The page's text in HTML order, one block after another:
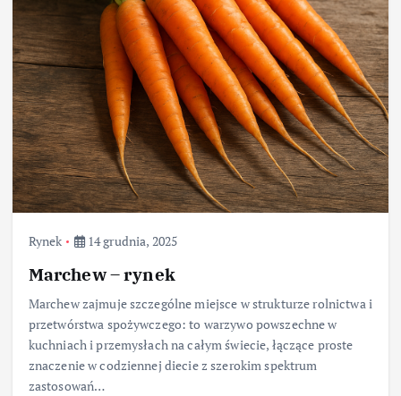
Rynek 14 grudnia, 2025
Marchew – rynek
Marchew zajmuje szczególne miejsce w strukturze rolnictwa i
przetwórstwa spożywczego: to warzywo powszechne w
kuchniach i przemysłach na całym świecie, łączące proste
znaczenie w codziennej diecie z szerokim spektrum
zastosowań…